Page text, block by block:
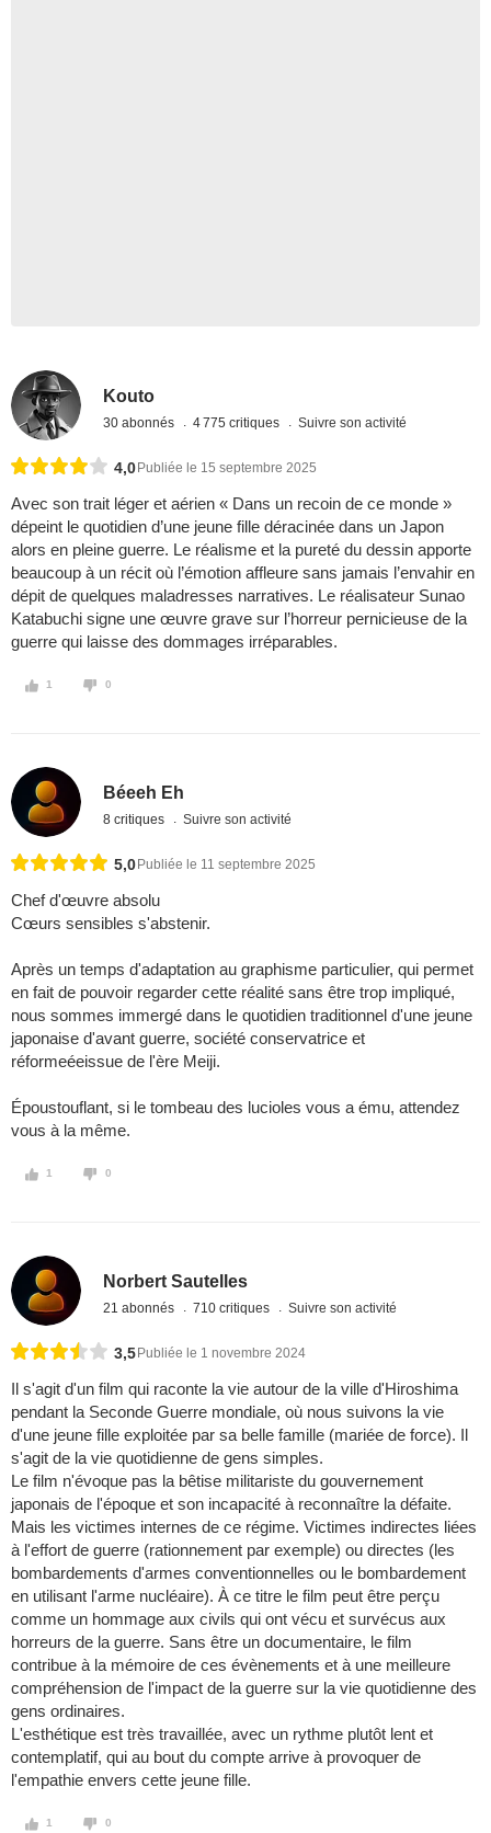
Kouto
30 abonnés 4 775 critiques Suivre son activité
4,0 Publiée le 15 septembre 2025
Avec son trait léger et aérien « Dans un recoin de ce monde »
dépeint le quotidien d’une jeune fille déracinée dans un Japon
alors en pleine guerre. Le réalisme et la pureté du dessin apporte
beaucoup à un récit où l’émotion affleure sans jamais l’envahir en
dépit de quelques maladresses narratives. Le réalisateur Sunao
Katabuchi signe une œuvre grave sur l’horreur pernicieuse de la
guerre qui laisse des dommages irréparables.
1 0
Béeeh Eh
8 critiques Suivre son activité
5,0 Publiée le 11 septembre 2025
Chef d'œuvre absolu
Cœurs sensibles s'abstenir.
Après un temps d'adaptation au graphisme particulier, qui permet
en fait de pouvoir regarder cette réalité sans être trop impliqué,
nous sommes immergé dans le quotidien traditionnel d'une jeune
japonaise d'avant guerre, société conservatrice et
réformeéeissue de l'ère Meiji.
Époustouflant, si le tombeau des lucioles vous a ému, attendez
vous à la même.
1 0
Norbert Sautelles
21 abonnés 710 critiques Suivre son activité
3,5 Publiée le 1 novembre 2024
Il s'agit d'un film qui raconte la vie autour de la ville d'Hiroshima
pendant la Seconde Guerre mondiale, où nous suivons la vie
d'une jeune fille exploitée par sa belle famille (mariée de force). Il
s'agit de la vie quotidienne de gens simples.
Le film n'évoque pas la bêtise militariste du gouvernement
japonais de l'époque et son incapacité à reconnaître la défaite.
Mais les victimes internes de ce régime. Victimes indirectes liées
à l'effort de guerre (rationnement par exemple) ou directes (les
bombardements d'armes conventionnelles ou le bombardement
en utilisant l'arme nucléaire). À ce titre le film peut être perçu
comme un hommage aux civils qui ont vécu et survécus aux
horreurs de la guerre. Sans être un documentaire, le film
contribue à la mémoire de ces évènements et à une meilleure
compréhension de l'impact de la guerre sur la vie quotidienne des
gens ordinaires.
L'esthétique est très travaillée, avec un rythme plutôt lent et
contemplatif, qui au bout du compte arrive à provoquer de
l'empathie envers cette jeune fille.
1 0